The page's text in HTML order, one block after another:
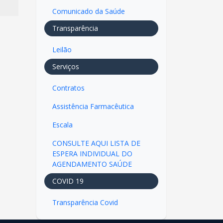
Comunicado da Saúde
Transparência
Leilão
Serviços
Contratos
Assistência Farmacêutica
Escala
CONSULTE AQUI LISTA DE
ESPERA INDIVIDUAL DO
AGENDAMENTO SAÚDE
COVID 19
Transparência Covid